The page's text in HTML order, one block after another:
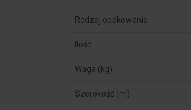
Rodzaj opakowania
Ilość
Waga (kg)
Szerokość (m)